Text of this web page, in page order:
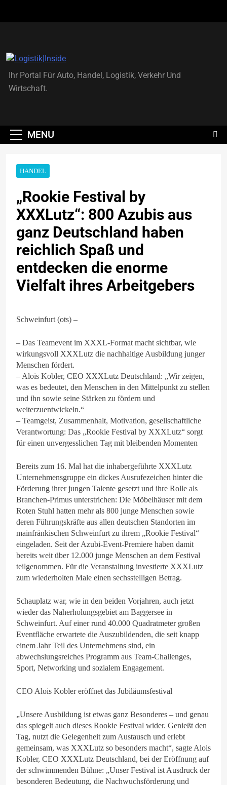
Logistik|Inside
Ihr Portal Für Auto, Handel, Logistik, Verkehr Und
Wirtschaft.
MENU
HANDEL
„Rookie Festival by
XXXLutz“: 800 Azubis aus
ganz Deutschland haben
reichlich Spaß und
entdecken die enorme
Vielfalt ihres Arbeitgebers
Schweinfurt (ots) –
– Das Teamevent im XXXL-Format macht sichtbar, wie
wirkungsvoll XXXLutz die nachhaltige Ausbildung junger
Menschen fördert.
– Alois Kobler, CEO XXXLutz Deutschland: „Wir zeigen,
was es bedeutet, den Menschen in den Mittelpunkt zu stellen
und ihn sowie seine Stärken zu fördern und
weiterzuentwickeln.“
– Teamgeist, Zusammenhalt, Motivation, gesellschaftliche
Verantwortung: Das „Rookie Festival by XXXLutz“ sorgt
für einen unvergesslichen Tag mit bleibenden Momenten
Bereits zum 16. Mal hat die inhabergeführte XXXLutz
Unternehmensgruppe ein dickes Ausrufezeichen hinter die
Förderung ihrer jungen Talente gesetzt und ihre Rolle als
Branchen-Primus unterstrichen: Die Möbelhäuser mit dem
Roten Stuhl hatten mehr als 800 junge Menschen sowie
deren Führungskräfte aus allen deutschen Standorten im
mainfränkischen Schweinfurt zu ihrem „Rookie Festival“
eingeladen. Seit der Azubi-Event-Premiere haben damit
bereits weit über 12.000 junge Menschen an dem Festival
teilgenommen. Für die Veranstaltung investierte XXXLutz
zum wiederholten Male einen sechsstelligen Betrag.
Schauplatz war, wie in den beiden Vorjahren, auch jetzt
wieder das Naherholungsgebiet am Baggersee in
Schweinfurt. Auf einer rund 40.000 Quadratmeter großen
Eventfläche erwartete die Auszubildenden, die seit knapp
einem Jahr Teil des Unternehmens sind, ein
abwechslungsreiches Programm aus Team-Challenges,
Sport, Networking und sozialem Engagement.
CEO Alois Kobler eröffnet das Jubiläumsfestival
„Unsere Ausbildung ist etwas ganz Besonderes – und genau
das spiegelt auch dieses Rookie Festival wider. Genießt den
Tag, nutzt die Gelegenheit zum Austausch und erlebt
gemeinsam, was XXXLutz so besonders macht“, sagte Alois
Kobler, CEO XXXLutz Deutschland, bei der Eröffnung auf
der schwimmenden Bühne: „Unser Festival ist Ausdruck der
besonderen Bedeutung, die Nachwuchsförderung und